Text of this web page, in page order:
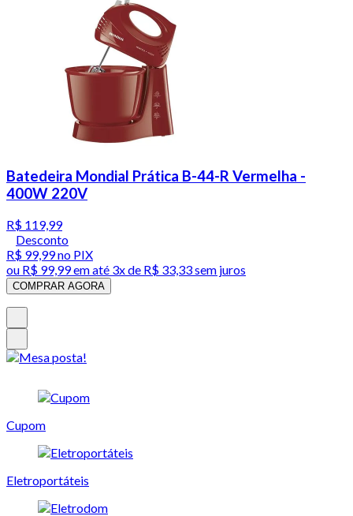
Batedeira Mondial Prática B-44-R Vermelha -
400W 220V
R$ 119,99
Desconto
R$ 99,99no PIX
ou R$ 99,99em até 3x de R$ 33,33 sem juros
COMPRAR AGORA
Cupom
Eletroportáteis